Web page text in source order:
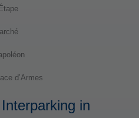
d’Armes
in